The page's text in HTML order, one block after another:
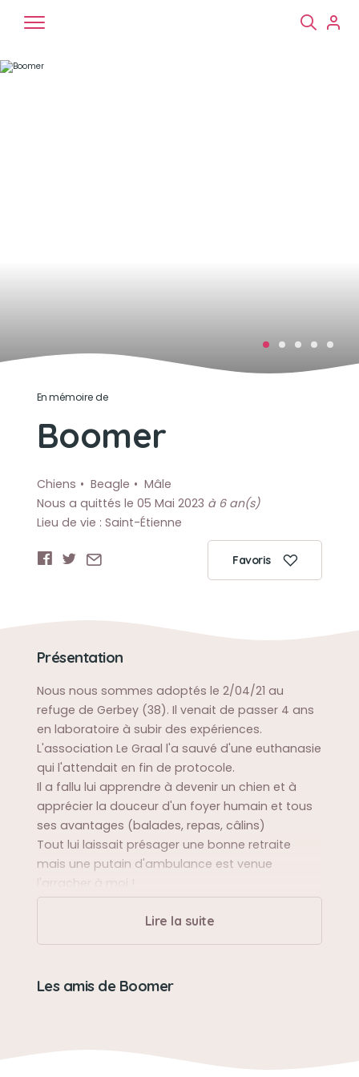
En mémoire de
Boomer
Chiens Beagle
Mâle
Nous a quittés le 05 Mai 2023 à 6 an(s)
Lieu de vie : Saint-Étienne
Favoris
Présentation
Nous nous sommes adoptés le 2/04/21 au
refuge de Gerbey (38). Il venait de passer 4 ans
en laboratoire à subir des expériences.
L'association Le Graal l'a sauvé d'une euthanasie
qui l'attendait en fin de protocole.
Il a fallu lui apprendre à devenir un chien et à
apprécier la douceur d'un foyer humain et tous
ses avantages (balades, repas, câlins)
Tout lui laissait présager une bonne retraite
mais une putain d'ambulance est venue
l'arracher à moi !
Merci Boubou pour ton amour .
Sa balade préférée
Peu importe le lieu, sa durée, il était l'ombre de
Venir me réclamer ,avec ses yeux malheureux de
Lire la suite
Les amis de Boomer